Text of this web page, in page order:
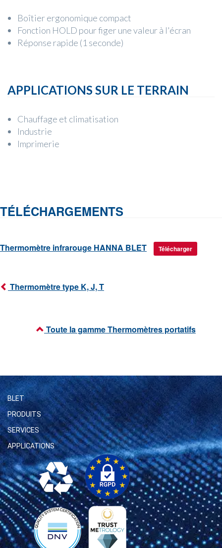
Boîtier ergonomique compact
Fonction HOLD pour figer une valeur à l'écran
Réponse rapide (1 seconde)
APPLICATIONS SUR LE TERRAIN
Chauffage et climatisation
Industrie
Imprimerie
TÉLÉCHARGEMENTS
Thermomètre infrarouge HANNA BLET Télécharger
Thermomètre type K, J, T
Toute la gamme Thermomètres portatifs
BLET
PRODUITS
SERVICES
APPLICATIONS